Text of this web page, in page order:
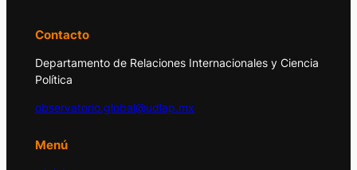
Contacto
Departamento de Relaciones Internacionales y Ciencia
Política
observatorio.global@udlap.mx
Menú